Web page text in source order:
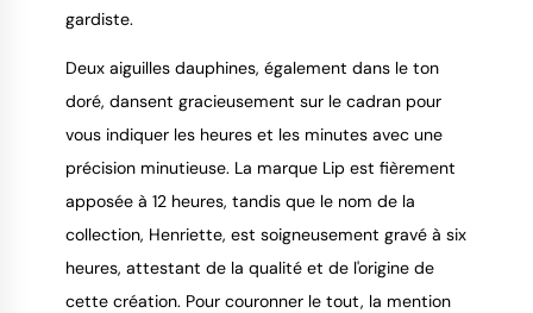
gardiste.
Deux aiguilles dauphines, également dans le ton
doré, dansent gracieusement sur le cadran pour
vous indiquer les heures et les minutes avec une
précision minutieuse. La marque Lip est fièrement
apposée à 12 heures, tandis que le nom de la
collection, Henriette, est soigneusement gravé à six
heures, attestant de la qualité et de l'origine de
cette création. Pour couronner le tout, la mention